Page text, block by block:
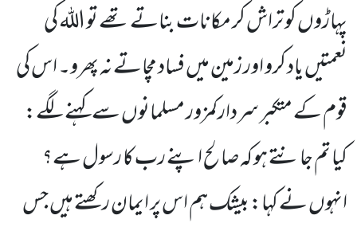
پہاڑوں کو تراش کر مکانات بناتے تھے تو اللہ کی
نعمتیں یاد کرو اور زمین میں فساد مچاتے نہ پھرو۔ اس کی
قوم کے متکبر سردارکمزور مسلمانوں سے کہنے لگے:
کیا تم جانتے ہو کہ صالح اپنے رب کا رسول ہے؟
انہوں نے کہا: بیشک ہم اس پر ایمان رکھتے ہیں جس